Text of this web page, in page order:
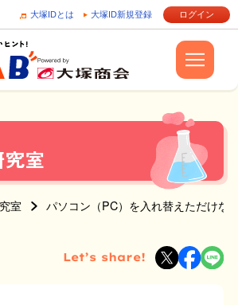
大塚IDとは 大塚ID新規登録 ログイン
室
室 パソコン（PC）を入れ替えただけ
Let’s share!